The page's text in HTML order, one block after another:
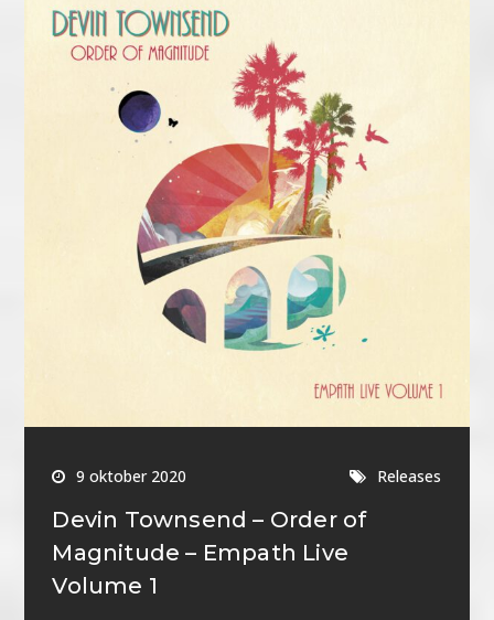
9 oktober 2020 Releases
Devin Townsend – Order of
Magnitude – Empath Live
Volume 1